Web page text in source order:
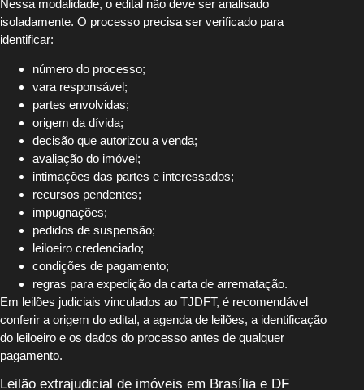
Nessa modalidade, o edital não deve ser analisado
isoladamente. O processo precisa ser verificado para
identificar:
número do processo;
vara responsável;
partes envolvidas;
origem da dívida;
decisão que autorizou a venda;
avaliação do imóvel;
intimações das partes e interessados;
recursos pendentes;
impugnações;
pedidos de suspensão;
leiloeiro credenciado;
condições de pagamento;
regras para expedição da carta de arrematação.
Em leilões judiciais vinculados ao TJDFT, é recomendável
conferir a origem do edital, a agenda de leilões, a identificação
do leiloeiro e os dados do processo antes de qualquer
pagamento.
Leilão extrajudicial de imóveis em Brasília e DF